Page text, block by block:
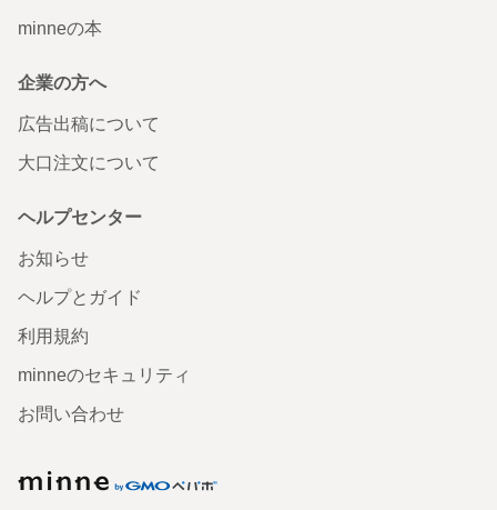
minneの本
企業の方へ
広告出稿について
大口注文について
ヘルプセンター
お知らせ
ヘルプとガイド
利用規約
minneのセキュリティ
お問い合わせ